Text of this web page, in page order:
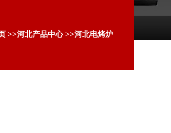
>>河北产品中心>>河北电烤炉